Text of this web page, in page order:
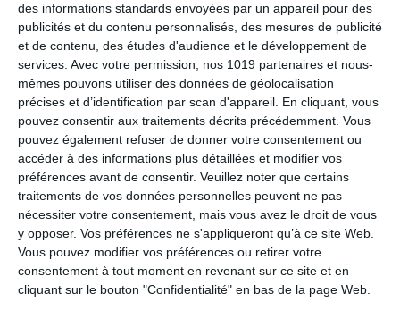
des informations standards envoyées par un appareil pour des
publicités et du contenu personnalisés, des mesures de publicité
et de contenu, des études d'audience et le développement de
services. Avec votre permission, nos 1019 partenaires et nous-
mêmes pouvons utiliser des données de géolocalisation
précises et d’identification par scan d'appareil. En cliquant, vous
pouvez consentir aux traitements décrits précédemment. Vous
pouvez également refuser de donner votre consentement ou
accéder à des informations plus détaillées et modifier vos
préférences avant de consentir. Veuillez noter que certains
traitements de vos données personnelles peuvent ne pas
nécessiter votre consentement, mais vous avez le droit de vous
y opposer. Vos préférences ne s'appliqueront qu’à ce site Web.
Vous pouvez modifier vos préférences ou retirer votre
consentement à tout moment en revenant sur ce site et en
cliquant sur le bouton "Confidentialité" en bas de la page Web.
240 g de farine
10 g de f
écule de pomme de terre
15 cl d’eau tiède
1 sachet de levure de boulanger déshydratée
2 cs d’huile d’olive
1 cc de sel
1 cc d’origan séché
Pour la garniture :
1 petite courgette
20 cl de sauce tomate maison